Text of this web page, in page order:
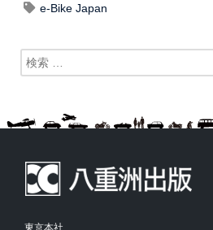
e-Bike Japan